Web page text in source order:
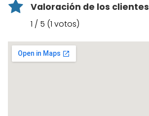
Valoración de los clientes
1 / 5 (1 votos)